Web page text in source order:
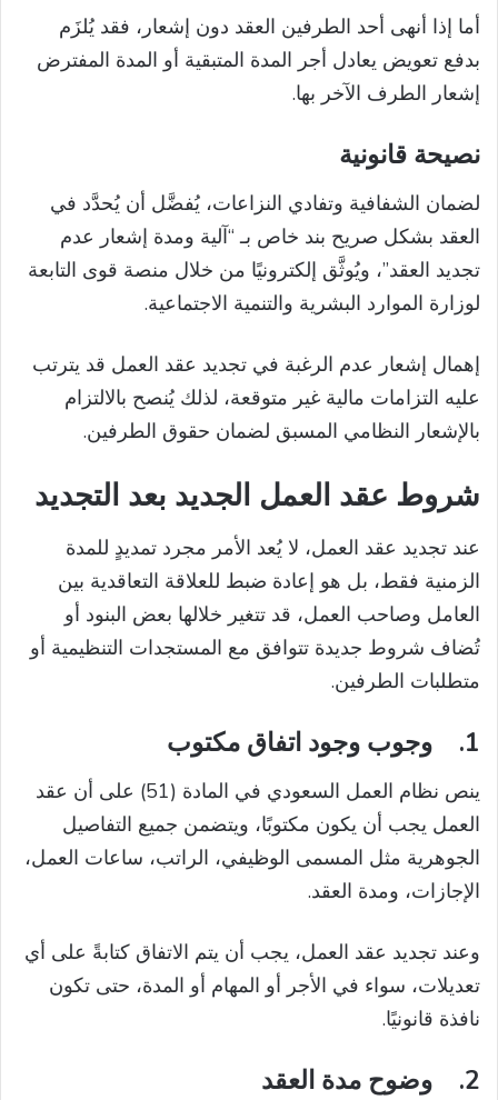
أما إذا أنهى أحد الطرفين العقد دون إشعار، فقد يُلزَم
بدفع تعويض يعادل أجر المدة المتبقية أو المدة المفترض
إشعار الطرف الآخر بها.
نصيحة قانونية
لضمان الشفافية وتفادي النزاعات، يُفضَّل أن يُحدَّد في
العقد بشكل صريح بند خاص بـ “آلية ومدة إشعار عدم
تجديد العقد”، ويُوثَّق إلكترونيًا من خلال منصة قوى التابعة
لوزارة الموارد البشرية والتنمية الاجتماعية.
إهمال إشعار عدم الرغبة في تجديد عقد العمل قد يترتب
عليه التزامات مالية غير متوقعة، لذلك يُنصح بالالتزام
بالإشعار النظامي المسبق لضمان حقوق الطرفين.
شروط عقد العمل الجديد بعد التجديد
عند تجديد عقد العمل، لا يُعد الأمر مجرد تمديدٍ للمدة
الزمنية فقط، بل هو إعادة ضبط للعلاقة التعاقدية بين
العامل وصاحب العمل، قد تتغير خلالها بعض البنود أو
تُضاف شروط جديدة تتوافق مع المستجدات التنظيمية أو
متطلبات الطرفين.
1. وجوب وجود اتفاق مكتوب
ينص نظام العمل السعودي في المادة (51) على أن عقد
العمل يجب أن يكون مكتوبًا، ويتضمن جميع التفاصيل
الجوهرية مثل المسمى الوظيفي، الراتب، ساعات العمل،
الإجازات، ومدة العقد.
وعند تجديد عقد العمل، يجب أن يتم الاتفاق كتابةً على أي
تعديلات، سواء في الأجر أو المهام أو المدة، حتى تكون
نافذة قانونيًا.
2. وضوح مدة العقد